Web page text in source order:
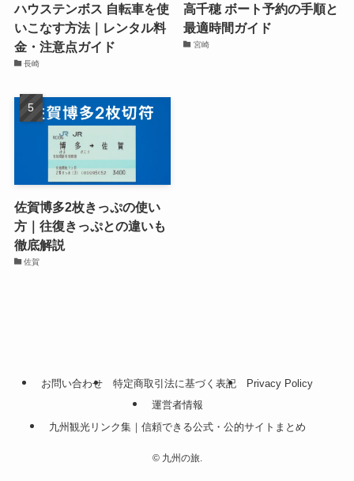
ハウステンボス 自転車を使
いこなす方法｜レンタル料
金・注意点ガイド
長崎
高千穂 ボート予約の手順と
最適時間ガイド
宮崎
佐賀博多2枚きっぷの使い
方｜往復きっぷとの違いも
徹底解説
佐賀
お問い合わせ 特定商取引法に基づく表記
Privacy Policy
運営者情報
九州観光リンク集｜信頼できる公式・公的サイトまとめ
©九州の旅.